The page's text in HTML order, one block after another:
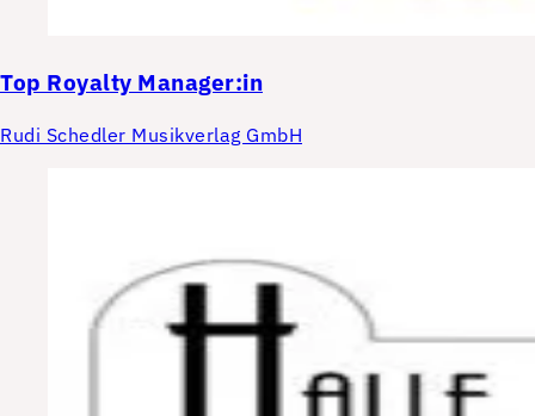
Top Royalty Manager:in
Rudi Schedler Musikverlag GmbH